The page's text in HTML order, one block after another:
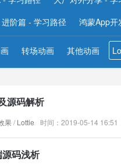
阶篇 - 学习路径
鸿蒙App开
转场动画 其他动画
源码解析
果/ Lottie 时间：2019-05-14 16:51
码浅析